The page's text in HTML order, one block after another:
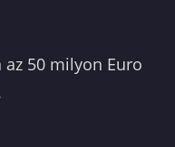
50 milyon Euro